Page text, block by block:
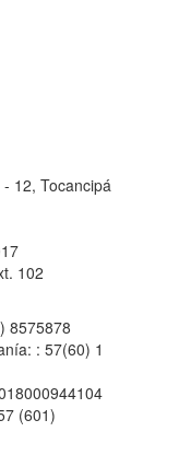
12, Tocancipá
102
8575878
: 57(60) 1
(601)